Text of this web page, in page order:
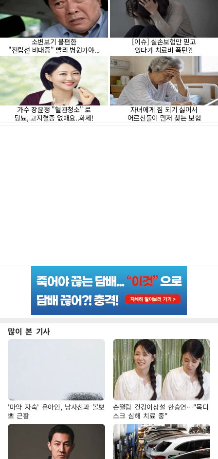
많이 본 기사
'마약 자숙' 유아인, 남사친과 볼뽀
뽀 근황
손떨림 건강이상설 한승연…"목디
스크 심해 치료 중"